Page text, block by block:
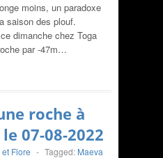
moins, un paradoxe
saison des plouf.
dimanche chez Toga
par -47m…
roche à
07-08-2022
Flore - Tagged: Maeva